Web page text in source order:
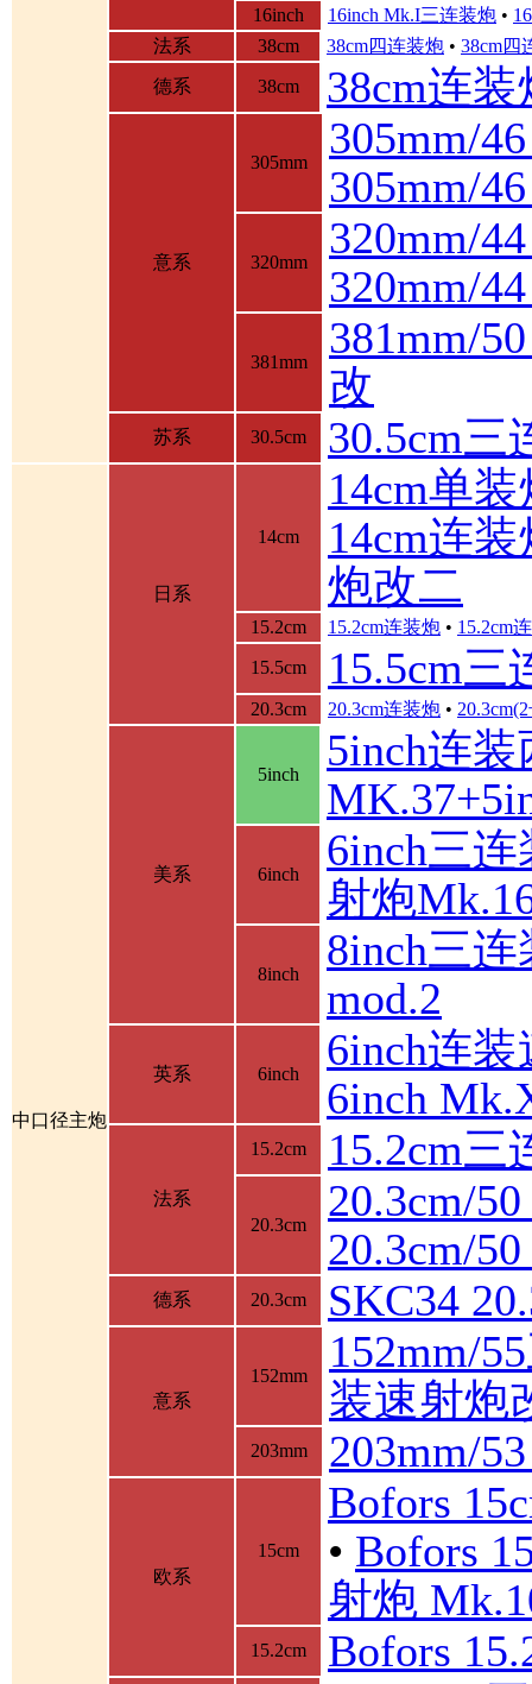
16inch 16inch Mk.I三连装炮 •
法系
38cm 38cm四连装炮 • 38cm四
德系
38cm 38cm连装
意系
305mm
305mm/
305mm/
320mm
320mm/
320mm/
381mm
381mm/
改
苏系 30.5cm 30.5cm三
中口径主炮
日系
14cm
14cm单装
14cm连装
炮改二
15.2cm 15.2cm连装炮 • 15.2cm
15.5cm
15.5cm三
20.3cm 20.3cm连装炮 •
美系
5inch
5inch连
6inch
6inch三
射炮
8inch
8inch三
mod.2
英系 6inch
6inch连
6inch
法系
15.2cm 15.2cm三
20.3cm
20.3cm/
20.3cm/
德系 20.3cm SKC34
意系
152mm
152mm/
装速射炮
203mm 203mm/
欧系
15cm
Bofors
• Bofors
射炮
15.2cm
Bofors